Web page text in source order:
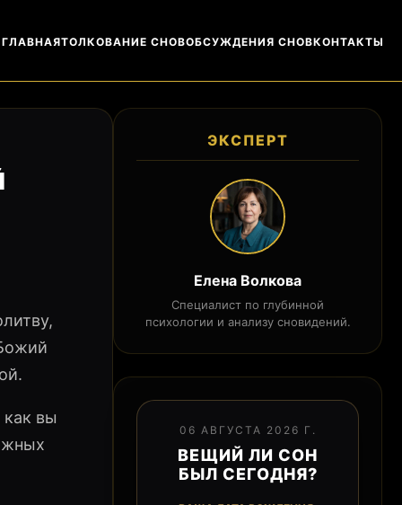
ГЛАВНАЯТОЛКОВАНИЕ СНОВОБСУЖДЕНИЯ СНОВКОНТАКТЫ
как вы
ЭКСПЕРТ
Елена Волкова
Специалист по глубинной
психологии и анализу сновидений.
06 АВГУСТА 2026 Г.
ВЕЩИЙ ЛИ СОН
БЫЛ СЕГОДНЯ?